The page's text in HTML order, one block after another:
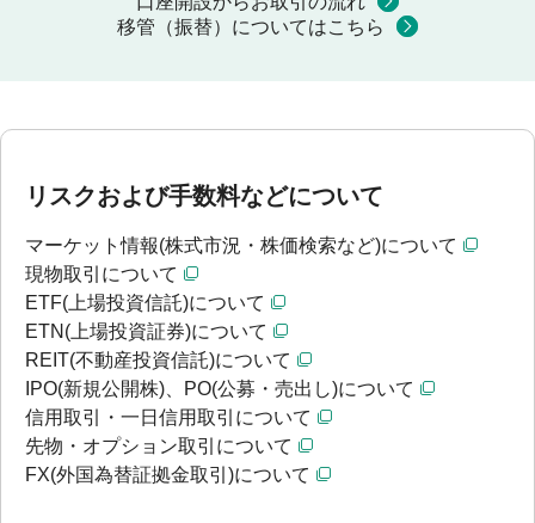
移管（振替）についてはこちら
リスクおよび手数料などについて
マーケット情報(株式市況・株価検索など)について
現物取引について
ETF(上場投資信託)について
ETN(上場投資証券)について
REIT(不動産投資信託)について
IPO(新規公開株)、PO(公募・売出し)について
信用取引・一日信用取引について
先物・オプション取引について
FX(外国為替証拠金取引)について